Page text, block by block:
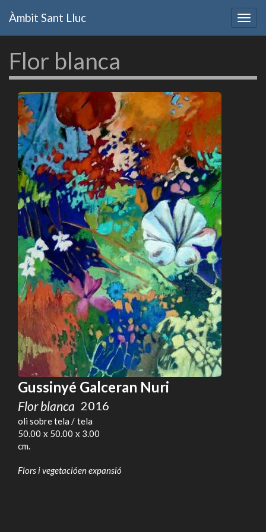
Àmbit Sant Lluc
Flor blanca
Gussinyé Galceran Nuri
Flor blanca 2016
oli sobre tela
tela
50.00
50.00 3.00
Flors i vegetacióen expansió